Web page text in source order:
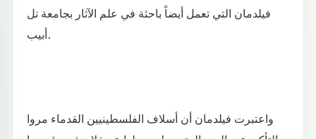
فيلدمان التي تعمل أيضاً باحثة في علم الآثار بجامعة تل
أبيب.
واعتبرت فيلدمان أن أسلاف الفلسطينيين القدماء مروا